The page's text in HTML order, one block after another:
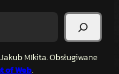
MIkita. Obsługiwane
of Web.